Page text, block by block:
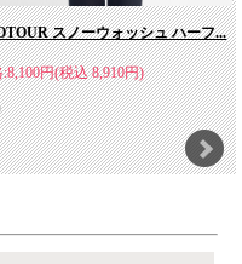
イスコットン。
で、使用されている糸はア
の春夏ニットでは定番と
ットンとは、綿紡績で伝統
した機能性綿素材で、特殊
なシャリ感とひんやりした
素材が、ナイロンやポリ
使用されていますが、アイ
スノーウォッシュ ハーフ...
円(税込 8,910円)